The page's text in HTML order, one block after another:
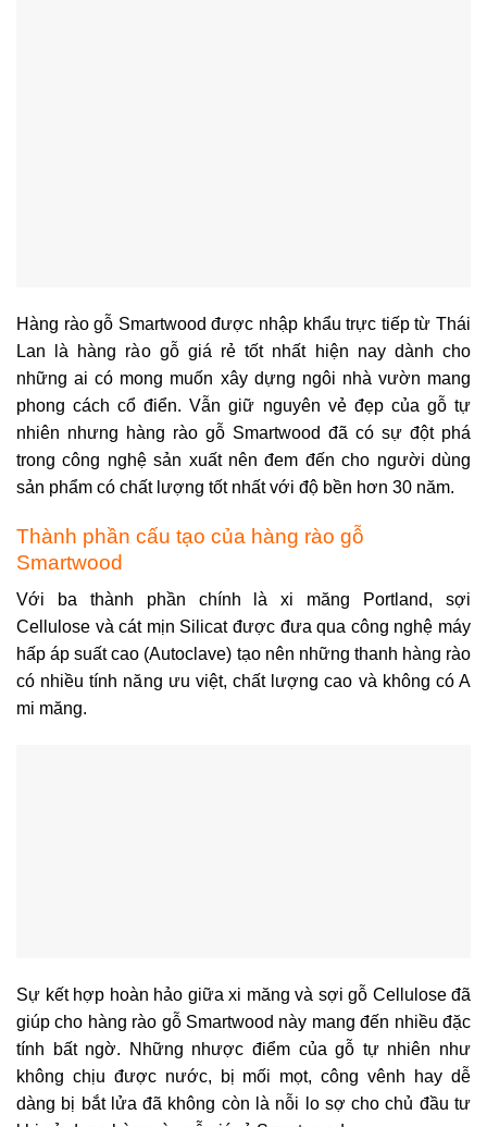
Hàng rào gỗ Smartwood được nhập khẩu trực tiếp từ Thái
Lan là hàng rào gỗ giá rẻ tốt nhất hiện nay dành cho
những ai có mong muốn xây dựng ngôi nhà vườn mang
phong cách cổ điển. Vẫn giữ nguyên vẻ đẹp của gỗ tự
nhiên nhưng hàng rào gỗ Smartwood đã có sự đột phá
trong công nghệ sản xuất nên đem đến cho người dùng
sản phẩm có chất lượng tốt nhất với độ bền hơn 30 năm.
Thành phần cấu tạo của hàng rào gỗ
Smartwood
Với ba thành phần chính là xi măng Portland, sợi
Cellulose và cát mịn Silicat được đưa qua công nghệ máy
hấp áp suất cao (Autoclave) tạo nên những thanh hàng rào
có nhiều tính năng ưu việt, chất lượng cao và không có A
mi măng.
Sự kết hợp hoàn hảo giữa xi măng và sợi gỗ Cellulose đã
giúp cho hàng rào gỗ Smartwood này mang đến nhiều đặc
tính bất ngờ. Những nhược điểm của gỗ tự nhiên như
không chịu được nước, bị mối mọt, công vênh hay dễ
dàng bị bắt lửa đã không còn là nỗi lo sợ cho chủ đầu tư